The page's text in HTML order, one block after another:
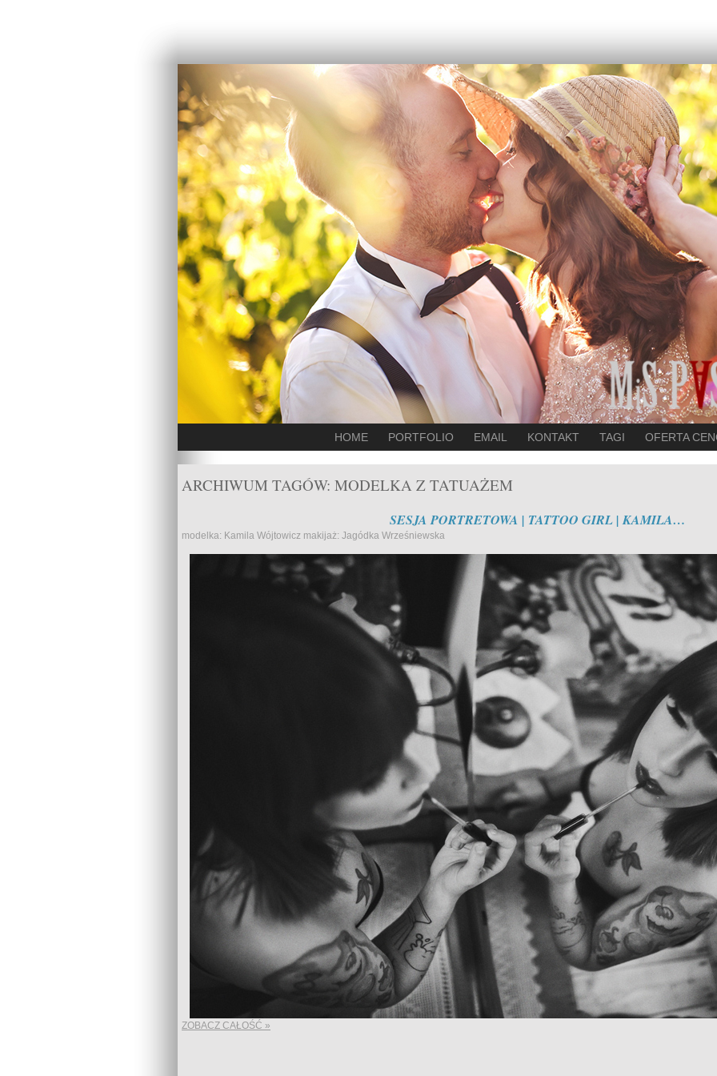
HOME PORTFOLIO EMAIL KONTAKT TAGI OFERTA
ARCHIWUM TAGÓW: MODELKA Z TATUAŻEM
SESJA PORTRETOWA | TATTOO GIRL | KAMILA…
modelka: Kamila Wójtowicz makijaż: Jagódka Wrześniewska
ZOBACZ CAŁOŚĆ »